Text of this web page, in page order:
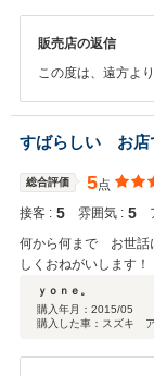
販売店の返信
この度は、遠方よ
おります。 お客様
ます。 車内外のク
一層社員全員で徹
が、今後何かのご
すばらしい お店
総合評価 5点
接客 : 5 雰囲気 : 5
何から何まで お世話
しくおねがいします！
ｙｏｎｅ。
購入年月： 2015/05
購入した車：スズキ